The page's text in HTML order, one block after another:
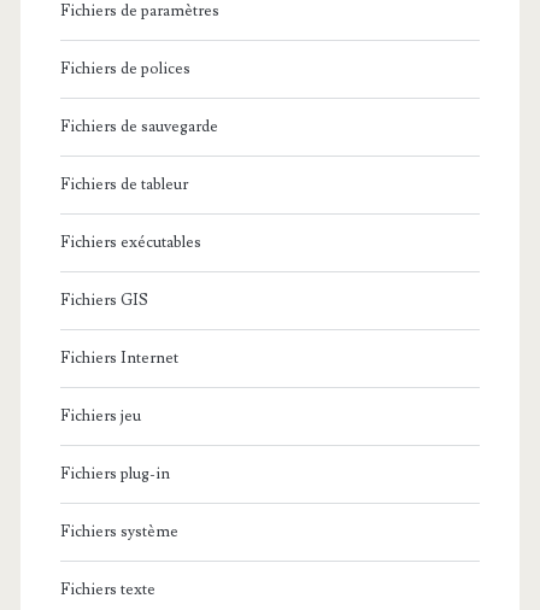
Fichiers de paramètres
Fichiers de polices
Fichiers de sauvegarde
Fichiers de tableur
Fichiers exécutables
Fichiers GIS
Fichiers Internet
Fichiers jeu
Fichiers plug-in
Fichiers système
Fichiers texte